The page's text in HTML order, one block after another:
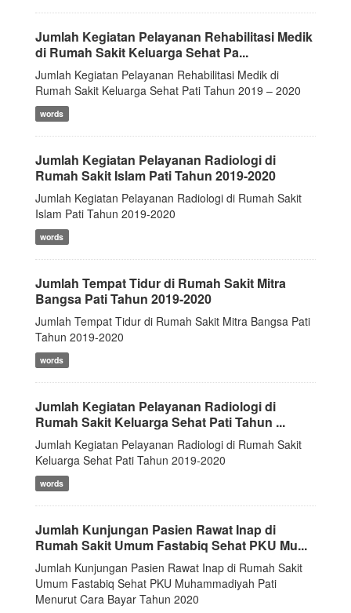
Jumlah Kegiatan Pelayanan Rehabilitasi Medik
di Rumah Sakit Keluarga Sehat Pa...
Jumlah Kegiatan Pelayanan Rehabilitasi Medik di
Rumah Sakit Keluarga Sehat Pati Tahun 2019 – 2020
words
Jumlah Kegiatan Pelayanan Radiologi di
Rumah Sakit Islam Pati Tahun 2019-2020
Jumlah Kegiatan Pelayanan Radiologi di Rumah Sakit
Islam Pati Tahun 2019-2020
words
Jumlah Tempat Tidur di Rumah Sakit Mitra
Bangsa Pati Tahun 2019-2020
Jumlah Tempat Tidur di Rumah Sakit Mitra Bangsa Pati
Tahun 2019-2020
words
Jumlah Kegiatan Pelayanan Radiologi di
Rumah Sakit Keluarga Sehat Pati Tahun ...
Jumlah Kegiatan Pelayanan Radiologi di Rumah Sakit
Keluarga Sehat Pati Tahun 2019-2020
words
Jumlah Kunjungan Pasien Rawat Inap di
Rumah Sakit Umum Fastabiq Sehat PKU Mu...
Jumlah Kunjungan Pasien Rawat Inap di Rumah Sakit
Umum Fastabiq Sehat PKU Muhammadiyah Pati
Menurut Cara Bayar Tahun 2020